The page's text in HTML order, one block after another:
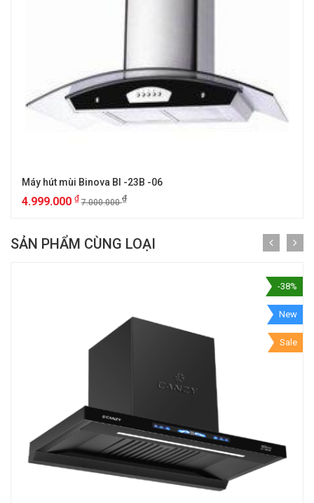
Máy hút mùi Binova BI -23B -06
4.999.000 ₫ 7.000.000₫
SẢN PHẨM CÙNG LOẠI
-38%
New
Sale